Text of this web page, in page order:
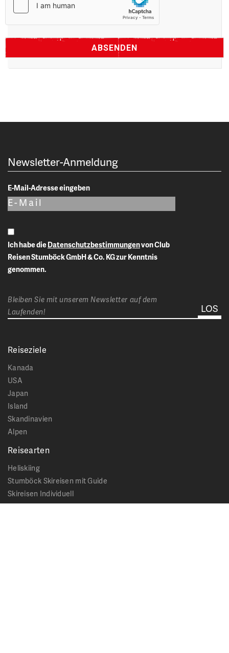
Newsletter-Anmeldung
E-Mail-Adresse eingeben
Ich habe dieDatenschutzbestimmungen
Reisen Stumböck GmbH & Co. KG zur Kenntnis
genommen.
Bleiben Sie mit unserem Newsletter auf dem
Laufenden!
Reiseziele
Kanada
USA
Japan
Island
Skandinavien
Alpen
Reisearten
Heliskiing
Stumböck Skireisen mit Guide
Skireisen Individuell
Catskiing